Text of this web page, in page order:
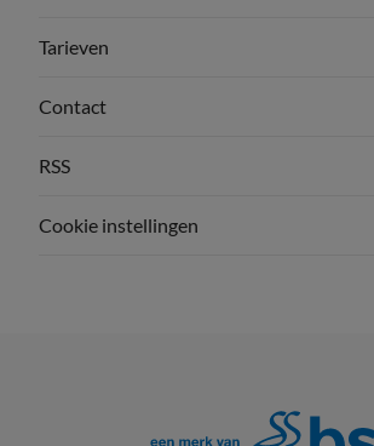
Tarieven
Contact
RSS
Cookie instellingen